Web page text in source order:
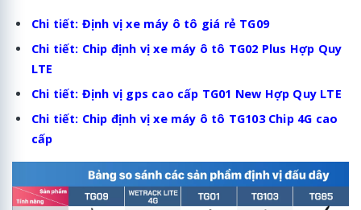
Chi tiết: Định vị xe máy ô tô giá rẻ TG09
Chi tiết: Chip định vị xe máy ô tô TG02 Plus Hợp Quy
LTE
Chi tiết: Định vị gps cao cấp TG01 New Hợp Quy LTE
Chi tiết: Chip định vị xe máy ô tô TG103 Chip 4G cao
cấp